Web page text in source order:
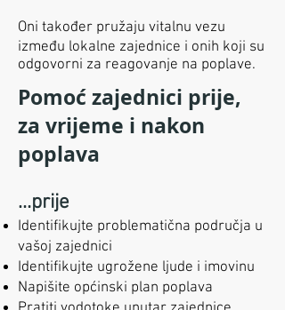
Oni također pružaju vitalnu vezu
između lokalne zajednice i onih koji su
odgovorni za reagovanje na poplave.
Pomoć zajednici prije,
za vrijeme i nakon
poplava
…prije
Identifikujte problematična područja u
vašoj zajednici
Identifikujte ugrožene ljude i imovinu
Napišite općinski plan poplava